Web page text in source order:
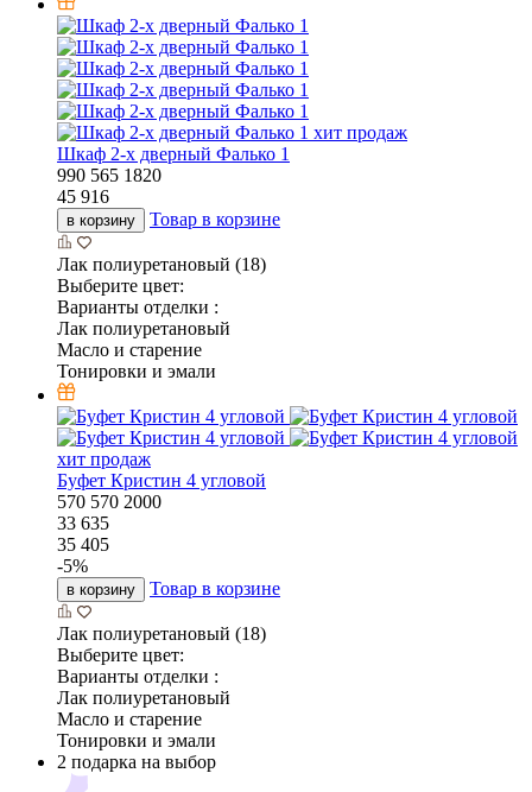
хит продаж
Шкаф 2-х дверный Фалько 1
990 565 1820
45 916
в корзину Товар в корзине
Лак полиуретановый (18)
Выберите цвет:
Варианты отделки :
Лак полиуретановый
Масло и старение
Тонировки и эмали
хит продаж
Буфет Кристин 4 угловой
570 570 2000
33 635
35 405
-5%
в корзину Товар в корзине
Лак полиуретановый (18)
Выберите цвет:
Варианты отделки :
Лак полиуретановый
Масло и старение
Тонировки и эмали
2 подарка на выбор